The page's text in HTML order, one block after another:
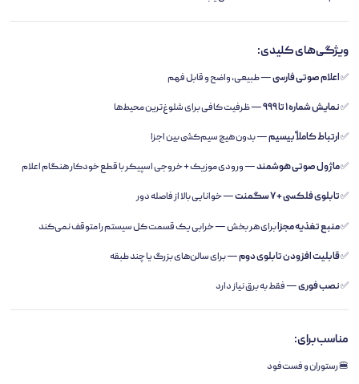
ویژگی‌های کلیدی:
✅اعلام صوتی فارسی— طبیعی، واضح و قابل فهم
✅نمایش شماره ۱ تا ۹۹۹ — ظرفیت کافی برای شلوغ‌ترین محیط‌ها
✅ارتباط کاملاً بیسیم— بدون هیچ سیم‌کشی بین اجزا
✅ماژول صوتی هوشمند— ورودی موزیک + خروجی اسپیکر با قطع خودکار هنگام اعلام
✅تابلوی فلکسی + ۷ سگمنت — خوانایی بالا از فاصله دور
✅منبع تغذیه مجزابرای هر بخش — خرابی یک قسمت کل سیستم را متوقف نمی‌کند
✅قابلیت افزودن تابلوی دوم— برای سالن‌های بزرگ یا چند طبقه
✅نصب فوری— فقط به برق نیاز دارد
مناسب برای:
🍔 رستوران و فست‌فود